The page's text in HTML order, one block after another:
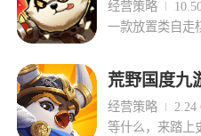
经营策略
一款放置类自走
荒野国度九
经营策略 2.24
等什么，来踏上